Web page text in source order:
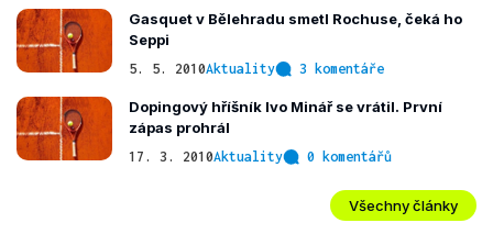
Gasquet v Bělehradu smetl Rochuse, čeká ho
Seppi
5. 5. 2010Aktuality 3 komentáře
Dopingový hříšník Ivo Minář se vrátil. První
zápas prohrál
17. 3. 2010Aktuality 0 komentářů
Všechny články